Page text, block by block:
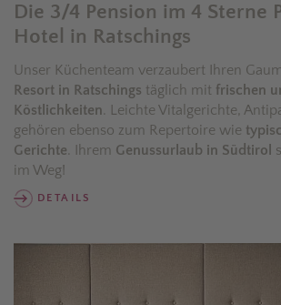
Die 3/4 Pension im 4 Sterne
Hotel in Ratschings
Unser Küchenteam verzaubert Ihren
Resort in Ratschings täglich mit frischen
Köstlichkeiten . Leichte Vitalgerichte,
gehören ebenso zum Repertoire wie
Gerichte . Ihrem Genussurlaub in Südtirol
im Weg!
DETAILS